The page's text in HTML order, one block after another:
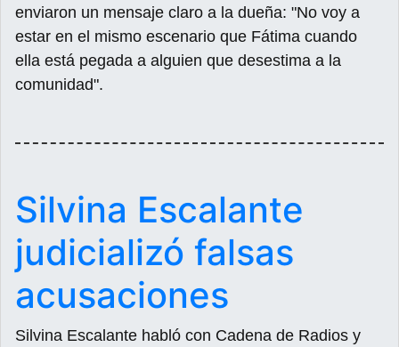
enviaron un mensaje claro a la dueña: "No voy a
estar en el mismo escenario que Fátima cuando
ella está pegada a alguien que desestima a la
comunidad".
Silvina Escalante
judicializó falsas
acusaciones
Silvina Escalante habló con Cadena de Radios y